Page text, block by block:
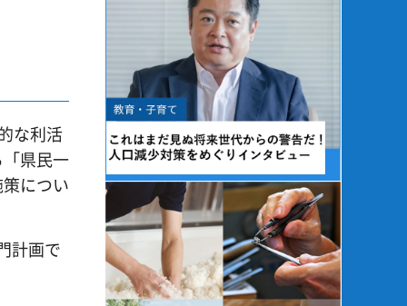
な利活
県民一
につい
計画で